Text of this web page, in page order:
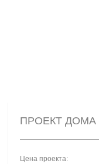
ПРОЕКТ ДОМА
Цена проекта: